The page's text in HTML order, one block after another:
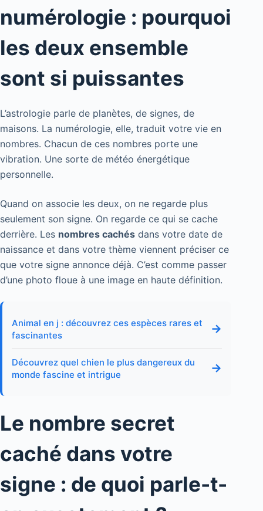
numérologie : pourquoi
les deux ensemble
sont si puissantes
L’astrologie parle de planètes, de signes, de
maisons. La numérologie, elle, traduit votre vie en
nombres. Chacun de ces nombres porte une
vibration. Une sorte de météo énergétique
personnelle.
Quand on associe les deux, on ne regarde plus
seulement son signe. On regarde ce qui se cache
derrière. Les nombres cachés dans votre date de
naissance et dans votre thème viennent préciser ce
que votre signe annonce déjà. C’est comme passer
d’une photo floue à une image en haute définition.
Animal en j : découvrez ces espèces rares et
fascinantes
→
Découvrez quel chien le plus dangereux du
monde fascine et intrigue
→
Le nombre secret
caché dans votre
signe : de quoi parle-t-